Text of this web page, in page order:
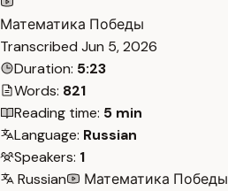
Математика Победы
Transcribed Jun 5, 2026
Duration: 5:23
Words: 821
Reading time: 5 min
Language: Russian
Speakers: 1
Russian
Математика Победы